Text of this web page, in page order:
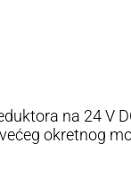
na 24 V
okretnog